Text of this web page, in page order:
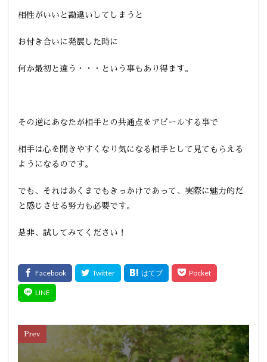
相性がいいと勘違いしてしまうと
お付き合いに発展した時に
何か最初と違う・・・という事もあり得ます。
その逆にあなたが相手との共通点をアピールする事で
相手は心を開きやすくなり気になる相手として見てもらえる
ようになるのです。
でも、それはあくまでもきっかけであって、実際に魅力的だ
と感じさせる努力も必要です。
是非、試してみてください！
Prev